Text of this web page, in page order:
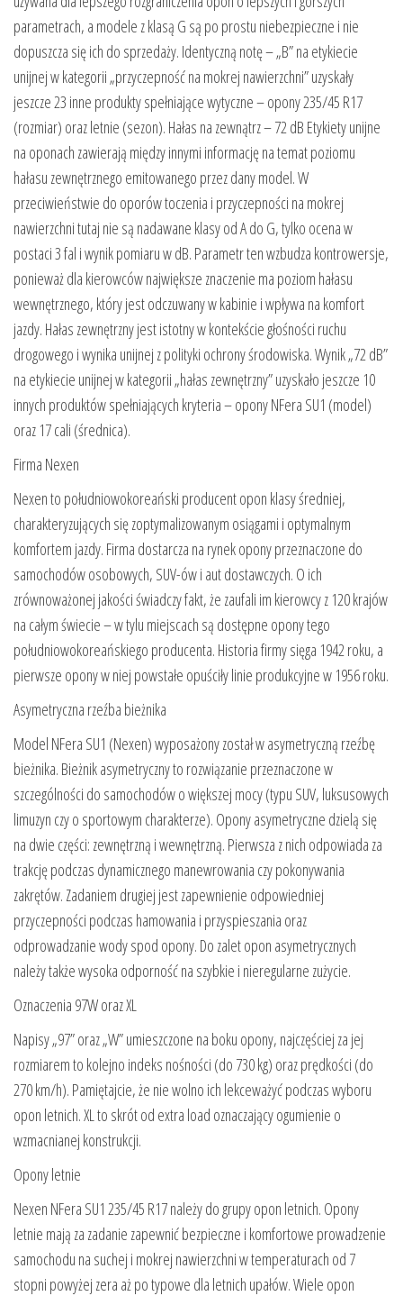
parametrach, a modele z klasą G są po prostu niebezpieczne i nie
dopuszcza się ich do sprzedaży. Identyczną notę – „B” na etykiecie
unijnej w kategorii „przyczepność na mokrej nawierzchni” uzyskały
jeszcze 23 inne produkty spełniające wytyczne – opony 235/45 R17
(rozmiar) oraz letnie (sezon). Hałas na zewnątrz – 72 dB Etykiety unijne
na oponach zawierają między innymi informację na temat poziomu
hałasu zewnętrznego emitowanego przez dany model. W
przeciwieństwie do oporów toczenia i przyczepności na mokrej
nawierzchni tutaj nie są nadawane klasy od A do G, tylko ocena w
postaci 3 fal i wynik pomiaru w dB. Parametr ten wzbudza kontrowersje,
ponieważ dla kierowców największe znaczenie ma poziom hałasu
wewnętrznego, który jest odczuwany w kabinie i wpływa na komfort
jazdy. Hałas zewnętrzny jest istotny w kontekście głośności ruchu
drogowego i wynika unijnej z polityki ochrony środowiska. Wynik „72 dB”
na etykiecie unijnej w kategorii „hałas zewnętrzny” uzyskało jeszcze 10
innych produktów spełniających kryteria – opony NFera SU1 (model)
oraz 17 cali (średnica).
Firma Nexen
Nexen to południowokoreański producent opon klasy średniej,
charakteryzujących się zoptymalizowanym osiągami i optymalnym
komfortem jazdy. Firma dostarcza na rynek opony przeznaczone do
samochodów osobowych, SUV-ów i aut dostawczych. O ich
zrównoważonej jakości świadczy fakt, że zaufali im kierowcy z 120 krajów
na całym świecie – w tylu miejscach są dostępne opony tego
południowokoreańskiego producenta. Historia firmy sięga 1942 roku, a
pierwsze opony w niej powstałe opuściły linie produkcyjne w 1956 roku.
Asymetryczna rzeźba bieżnika
Model NFera SU1 (Nexen) wyposażony został w asymetryczną rzeźbę
bieżnika. Bieżnik asymetryczny to rozwiązanie przeznaczone w
szczególności do samochodów o większej mocy (typu SUV, luksusowych
limuzyn czy o sportowym charakterze). Opony asymetryczne dzielą się
na dwie części: zewnętrzną i wewnętrzną. Pierwsza z nich odpowiada za
trakcję podczas dynamicznego manewrowania czy pokonywania
zakrętów. Zadaniem drugiej jest zapewnienie odpowiedniej
przyczepności podczas hamowania i przyspieszania oraz
odprowadzanie wody spod opony. Do zalet opon asymetrycznych
należy także wysoka odporność na szybkie i nieregularne zużycie.
Oznaczenia 97W oraz XL
Napisy „97” oraz „W” umieszczone na boku opony, najczęściej za jej
rozmiarem to kolejno indeks nośności (do 730 kg) oraz prędkości (do
270 km/h). Pamiętajcie, że nie wolno ich lekceważyć podczas wyboru
opon letnich. XL to skrót od extra load oznaczający ogumienie o
wzmacnianej konstrukcji.
Opony letnie
Nexen NFera SU1 235/45 R17 należy do grupy opon letnich. Opony
letnie mają za zadanie zapewnić bezpieczne i komfortowe prowadzenie
samochodu na suchej i mokrej nawierzchni w temperaturach od 7
stopni powyżej zera aż po typowe dla letnich upałów. Wiele opon